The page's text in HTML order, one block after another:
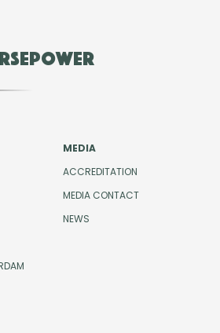
MEDIA
ACCREDITATION
MEDIA CONTACT
NEWS